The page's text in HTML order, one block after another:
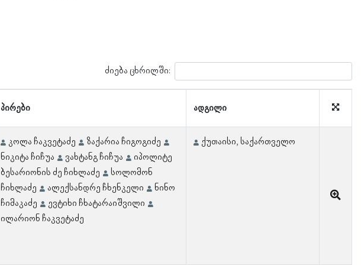
ძიება ცხრილში:
პირები ადგილი
კოლა ჩაკვეტაძე
ზაქარია ჩიგოგიძე
ნიკიტა ჩიჩუა
ვახტანგ ჩიჩუა
იპოლიტე
ბესარიონის ძე ჩიხლაძე
სოლომონ
ჩიხლაძე
ალექსანდრე ჩხენკელი
ნინო
ჩიმაკაძე
ევტიხი ჩხატარაიშვილი
ილარიონ ჩაკვეტაძე
ქუთაისი, საქართველო